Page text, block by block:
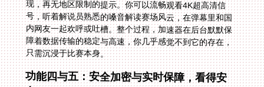
只需沉浸于比赛本身。
功能四与五：安全加密与实时保障，看得安